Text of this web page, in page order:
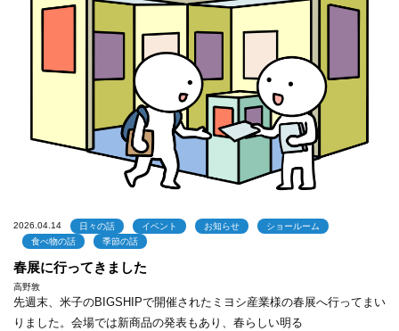
2026.04.14 日々の話 イベント お知らせ
ショールーム
食べ物の話
季節の話
春展に行ってきました
高野敦
先週末、米子のBIGSHIPで開催されたミヨシ産業様の春展へ行ってまい
りました。会場では新商品の発表もあり、春らしい明る